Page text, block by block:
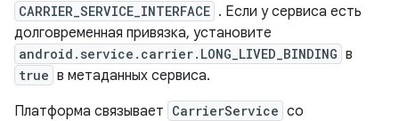
CARRIER_SERVICE_INTERFACE . Если у сервиса есть
долговременная привязка, установите
android.service.carrier.LONG_LIVED_BINDING в
true в метаданных сервиса.
Платформа связывает CarrierService со